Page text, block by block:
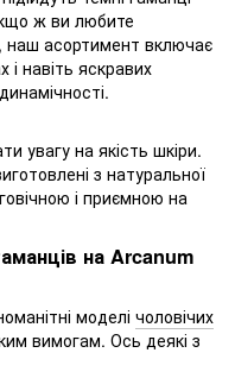
ж ви любите
наш асортимент включає
і навіть яскравих
увагу на якість шкіри.
з натуральної
і приємною на
на Arcanum
моделі чоловічих
вимогам. Ось деякі з